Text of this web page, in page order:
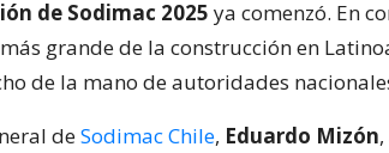
de Sodimac 2025 ya comenzó. En
grande de la construcción en
de la mano de autoridades
deSodimac Chile, Eduardo Mizón